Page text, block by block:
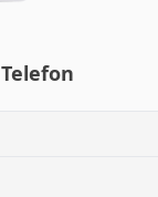
Telefon